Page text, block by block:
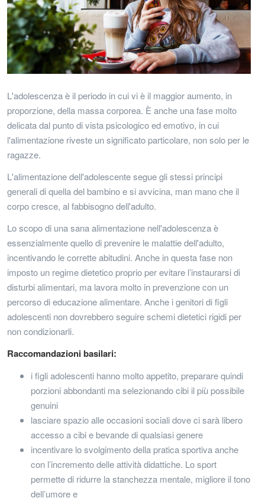
L'adolescenza è il periodo in cui vi è il maggior aumento, in
proporzione, della massa corporea. È anche una fase molto
delicata dal punto di vista psicologico ed emotivo, in cui
l'alimentazione riveste un significato particolare, non solo per le
ragazze.
L'alimentazione dell'adolescente segue gli stessi principi
generali di quella del bambino e si avvicina, man mano che il
corpo cresce, al fabbisogno dell'adulto.
Lo scopo di una sana alimentazione nell'adolescenza è
essenzialmente quello di prevenire le malattie dell'adulto,
incentivando le corrette abitudini. Anche in questa fase non
imposto un regime dietetico proprio per evitare l’instaurarsi di
disturbi alimentari, ma lavora molto in prevenzione con un
percorso di educazione alimentare. Anche i genitori di figli
adolescenti non dovrebbero seguire schemi dietetici rigidi per
non condizionarli.
Raccomandazioni basilari:
i figli adolescenti hanno molto appetito, preparare quindi
porzioni abbondanti ma selezionando cibi il più possibile
genuini
lasciare spazio alle occasioni sociali dove ci sarà libero
accesso a cibi e bevande di qualsiasi genere
incentivare lo svolgimento della pratica sportiva anche
con l’incremento delle attività didattiche. Lo sport
permette di ridurre la stanchezza mentale, migliore il tono
dell’umore e